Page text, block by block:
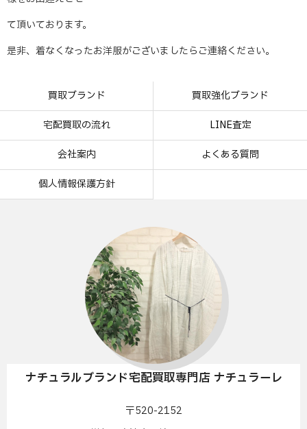
て頂いております。
是非、着なくなったお洋服がございましたらご連絡ください。
買取ブランド 買取強化ブランド
宅配買取の流れ LINE査定
会社案内 よくある質問
個人情報保護方針
ナチュラルブランド宅配買取専門店 ナチュラーレ
〒520-2152